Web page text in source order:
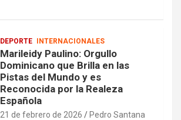
DEPORTE INTERNACIONALES
Marileidy Paulino: Orgullo
Dominicano que Brilla en las
Pistas del Mundo y es
Reconocida por la Realeza
Española
21 de febrero de 2026 Pedro Santana